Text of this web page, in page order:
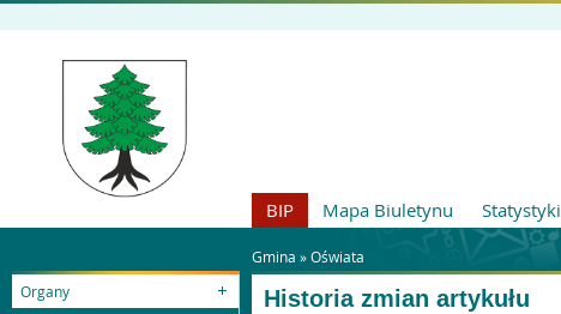
BIP Mapa Biuletynu Statystyki
Gmina »Oświata
Organy
Historia zmian artykułu